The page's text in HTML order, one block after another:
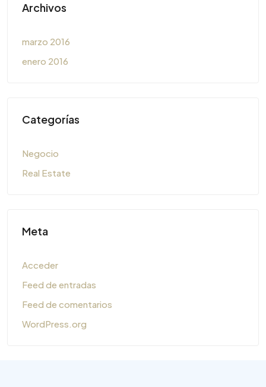
Archivos
marzo 2016
enero 2016
Categorías
Negocio
Real Estate
Meta
Acceder
Feed de entradas
Feed de comentarios
WordPress.org